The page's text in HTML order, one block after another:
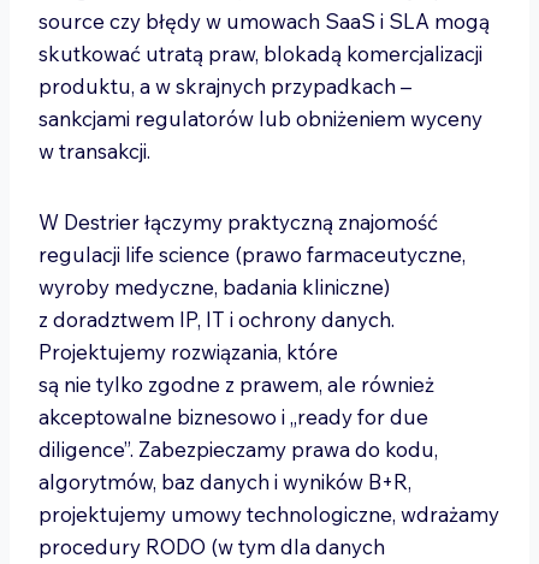
source czy błędy w umowach SaaS i SLA mogą
skutkować utratą praw, blokadą komercjalizacji
produktu, a w skrajnych przypadkach –
sankcjami regulatorów lub obniżeniem wyceny
w transakcji.
W Destrier łączymy praktyczną znajomość
regulacji life science (prawo farmaceutyczne,
wyroby medyczne, badania kliniczne)
z doradztwem IP, IT i ochrony danych.
Projektujemy rozwiązania, które
są nie tylko zgodne z prawem, ale również
akceptowalne biznesowo i „ready for due
diligence”. Zabezpieczamy prawa do kodu,
algorytmów, baz danych i wyników B+R,
projektujemy umowy technologiczne, wdrażamy
procedury RODO (w tym dla danych